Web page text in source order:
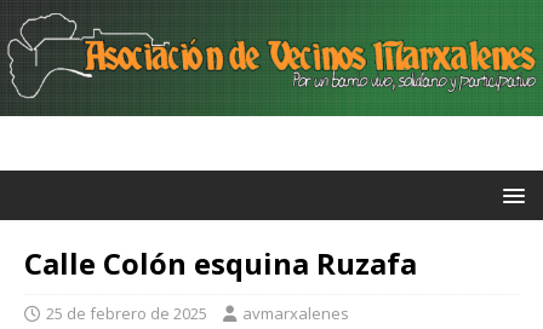
Calle Colón esquina Ruzafa
25 de febrero de 2025 avmarxalenes